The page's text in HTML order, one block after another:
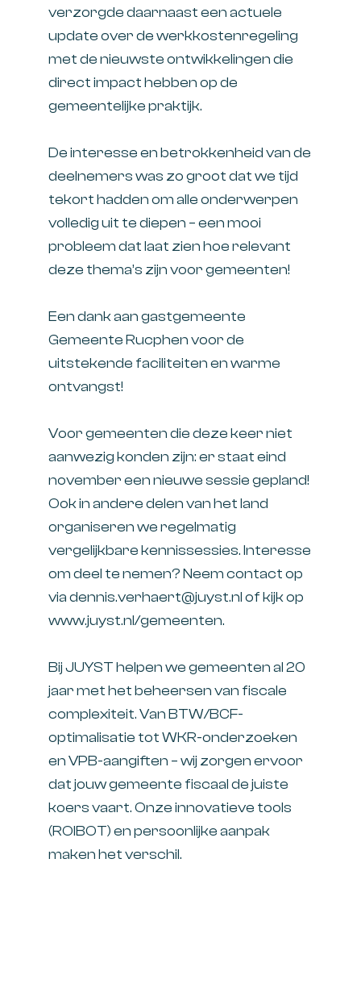
verzorgde daarnaast een actuele
update over de werkkostenregeling
met de nieuwste ontwikkelingen die
direct impact hebben op de
gemeentelijke praktijk.
De interesse en betrokkenheid van de
deelnemers was zo groot dat we tijd
tekort hadden om alle onderwerpen
volledig uit te diepen – een mooi
probleem dat laat zien hoe relevant
deze thema’s zijn voor gemeenten!
Een dank aan gastgemeente
Gemeente Rucphenvoor de
uitstekende faciliteiten en warme
ontvangst!
Voor gemeenten die deze keer niet
aanwezig konden zijn: er staat eind
november een nieuwe sessie gepland!
Ook in andere delen van het land
organiseren we regelmatig
vergelijkbare kennissessies. Interesse
om deel te nemen? Neem contact op
viadennis.verhaert@juyst.nlof kijk op
www.juyst.nl/gemeenten.
Bij JUYST helpen we gemeenten al 20
jaar met het beheersen van fiscale
complexiteit. Van BTW/BCF-
optimalisatie tot WKR-onderzoeken
en VPB-aangiften – wij zorgen ervoor
dat jouw gemeente fiscaal de juiste
koers vaart. Onze innovatieve tools
(ROIBOT) en persoonlijke aanpak
maken het verschil.